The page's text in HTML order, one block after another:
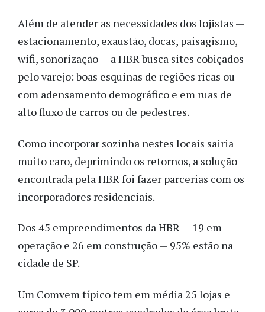
Além de atender as necessidades dos lojistas —
estacionamento, exaustão, docas, paisagismo,
wifi, sonorização — a HBR busca sites cobiçados
pelo varejo: boas esquinas de regiões ricas ou
com adensamento demográfico e em ruas de
alto fluxo de carros ou de pedestres.
Como incorporar sozinha nestes locais sairia
muito caro, deprimindo os retornos, a solução
encontrada pela HBR foi fazer parcerias com os
incorporadores residenciais.
Dos 45 empreendimentos da HBR — 19 em
operação e 26 em construção — 95% estão na
cidade de SP.
Um Comvem típico tem em média 25 lojas e